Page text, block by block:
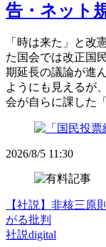
告・ネット
「時は来た」と改
た国会では改正国
期延長の議論が進
ようにも見えるが
会が自らに課した
2026/8/5 11:30
【社説】非核三
がる批判
社説digital